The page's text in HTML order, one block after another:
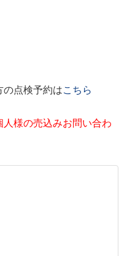
の点検予約はこちら
人様の売込みお問い合わ